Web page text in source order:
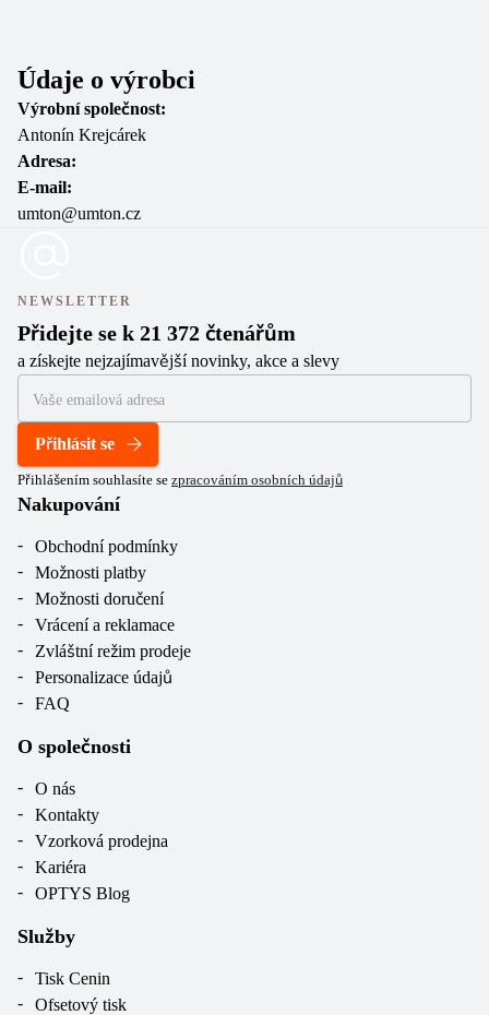
Údaje o výrobci
Výrobní společnost:
Antonín Krejcárek
Adresa:
E-mail:
umton@umton.cz
NEWSLETTER
Přidejte se k 21 372 čtenářům
a získejte nejzajímavější novinky, akce a slevy
Přihlásit se
Přihlášením souhlasíte se zpracováním osobních údajů
Nakupování
Obchodní podmínky
Možnosti platby
Možnosti doručení
Vrácení a reklamace
Zvláštní režim prodeje
Personalizace údajů
FAQ
O společnosti
O nás
Kontakty
Vzorková prodejna
Kariéra
OPTYS Blog
Služby
Tisk Cenin
Ofsetový tisk